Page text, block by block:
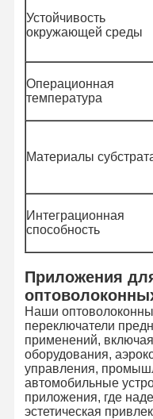
По Заводу
Запросите
Цитату
Изготовленный на
Промышленный
Гибкий
Переключатель
Переключатель
Переключатель
Устойчивость
окружающей среды
Операционная
температура
Материалы
Интеграционная
способность
Приложения
Наши
переключатели
применений,
оборудования,
управления,
автомобильные
приложения, где
эстетическая